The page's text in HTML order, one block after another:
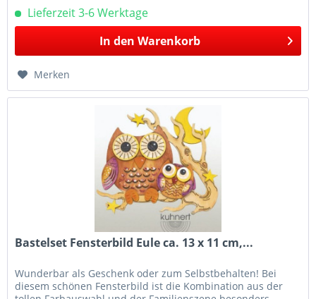
Lieferzeit 3-6 Werktage
In den Warenkorb
Merken
Bastelset Fensterbild Eule ca. 13 x 11 cm,...
Wunderbar als Geschenk oder zum Selbstbehalten! Bei
diesem schönen Fensterbild ist die Kombination aus der